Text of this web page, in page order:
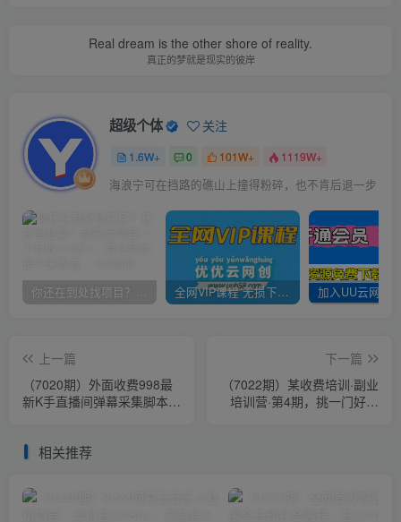
Real dream is the other shore of reality.
真正的梦就是现实的彼岸
超级个体 关注
1.6W+ 0 101W+ 1119W+
海浪宁可在挡路的礁山上撞得粉碎，也不肯后退一步
你还在到处找项目？还在当韭菜？我靠卖项目一个月收入5万+，曾经我也是个失败者。 全网VIP课程 无损下载~
上一篇
（7020期）外面收费998最
新K手直播间弹幕采集脚本
下一篇
（7022期）某收费培训·副业
培训营·第4期，挑一门好副
相关推荐